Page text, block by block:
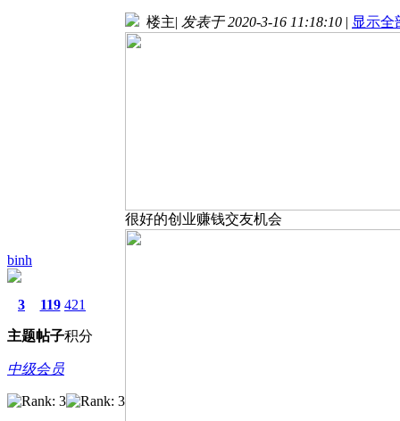
binh
3
主题
119
帖子
421
积分
中级会员
楼主| 发表于 2020-3-16 11:18:10 | 显示全
很好的创业赚钱交友机会